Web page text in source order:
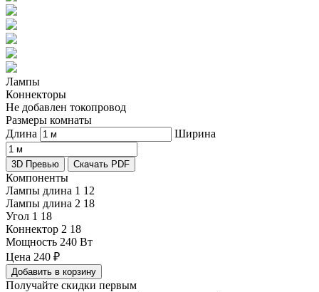
Лампы
Коннекторы
Не добавлен токопровод
Размеры комнаты
Длина
Ширина
3D Превью Скачать PDF
Компоненты
Лампы длина 1 12
Лампы длина 2 18
Угол 1 18
Коннектор 2 18
Мощность 240 Вт
Цена 240 ₽
Добавить в корзину
Получайте скидки первым